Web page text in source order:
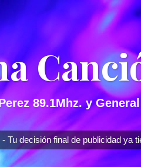
89.1Mhz. y
decisión final de publicidad ya